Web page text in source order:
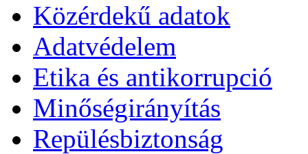
Közérdekű adatok
Adatvédelem
Etika és antikorrupció
Minőségirányítás
Repülésbiztonság